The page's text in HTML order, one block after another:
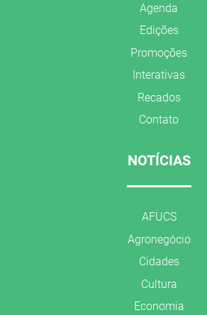
Agenda
Edições
Promoções
Interativas
Recados
Contato
NOTÍCIAS
AFUCS
Agronegócio
Cidades
Cultura
Economia